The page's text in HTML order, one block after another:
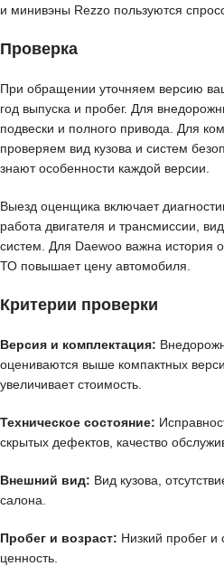
и минивэны Rezzo пользуются
Проверка
При обращении уточняем версию
год выпуска и пробег. Для
подвески и полного привода. Для
проверяем вид кузова и систем
знают особенности каждой версии.
Выезд оценщика включает
работа двигателя и трансмиссии,
систем. Для Daewoo важна история
ТО повышает цену автомобиля.
Критерии проверки
Версия и комплектация:
оцениваются выше компактных
увеличивает стоимость.
Техническое состояние:
скрытых дефектов, качество
Внешний вид: Вид кузова,
салона.
Пробег и возраст: Низкий пробег
ценность.